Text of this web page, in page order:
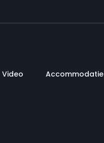
Video Accommodatie